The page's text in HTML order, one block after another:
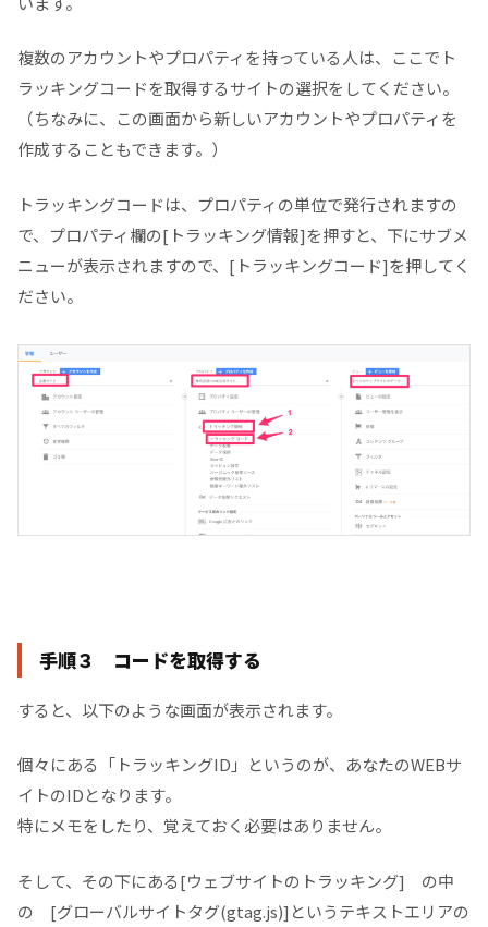
複数のアカウントやプロパティを持っている人は、ここでト
ラッキングコードを取得するサイトの選択をしてください。
（ちなみに、この画面から新しいアカウントやプロパティを
作成することもできます。）
トラッキングコードは、プロパティの単位で発行されますの
で、プロパティ欄の[トラッキング情報]を押すと、下にサブメ
ニューが表示されますので、[トラッキングコード]を押してく
ださい。
手順３ コードを取得する
すると、以下のような画面が表示されます。
個々にある「トラッキングID」というのが、あなたのWEBサ
イトのIDとなります。
特にメモをしたり、覚えておく必要はありません。
そして、その下にある[ウェブサイトのトラッキング] の中
の [グローバルサイトタグ(gtag.js)]というテキストエリアの